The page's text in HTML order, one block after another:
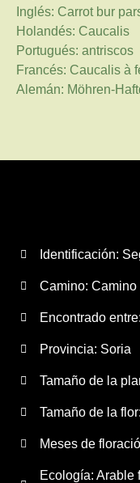
Inglés: Carrot bur
Holandés: Caucalis
Portugués: antriscos
Francés: Caucalis à
Alemán: Möhren-
Identificación:
Camino: Camino
Encontrado
Provincia: Soria
Tamaño de la
Tamaño de la flor:
Meses de
Ecología: Arable